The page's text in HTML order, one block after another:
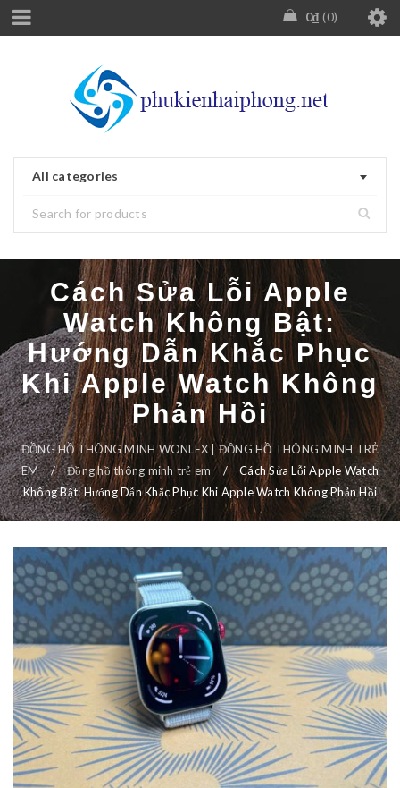
0₫ 0
All categories
Cách Sửa Lỗi Apple
Watch Không Bật:
Hướng Dẫn Khắc Phục
Khi Apple Watch Không
Phản Hồi
ĐỒNG HỒ THÔNG MINH WONLEX | ĐỒNG HỒ THÔNG MINH TRẺ
EM
/ Đồng hồ thông minh trẻ em /
Cách Sửa Lỗi Apple Watch
Không Bật: Hướng Dẫn Khắc Phục Khi Apple Watch Không Phản Hồi